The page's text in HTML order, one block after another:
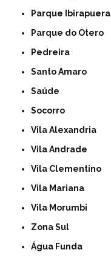
Parque Ibirapuera
Parque do Otero
Pedreira
Santo Amaro
Saúde
Socorro
Vila Alexandria
Vila Andrade
Vila Clementino
Vila Mariana
Vila Morumbi
Zona Sul
Água Funda